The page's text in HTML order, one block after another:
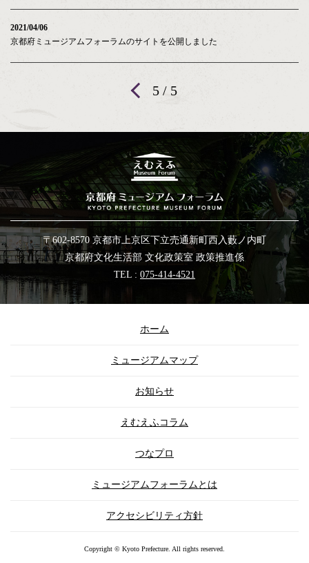
2021/04/06
京都府ミュージアムフォーラムのサイトを公開しました
5 / 5
〒602-8570 京都市上京区下立売通新町西入藪ノ内町
京都府文化生活部 文化政策室 政策推進係
TEL : 075-414-4521
ホーム
ミュージアムマップ
お知らせ
えむえふコラム
つなプロ
ミュージアムフォーラムとは
アクセシビリティ方針
Copyright © Kyoto Prefecture. All rights reserved.